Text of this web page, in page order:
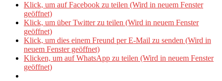
Klick, um auf Facebook zu teilen (Wird in neuem Fenster
geöffnet)
Klick, um über Twitter zu teilen (Wird in neuem Fenster
geöffnet)
Klick, um dies einem Freund per E-Mail zu senden (Wird in
neuem Fenster geöffnet)
Klicken, um auf WhatsApp zu teilen (Wird in neuem Fenster
geöffnet)